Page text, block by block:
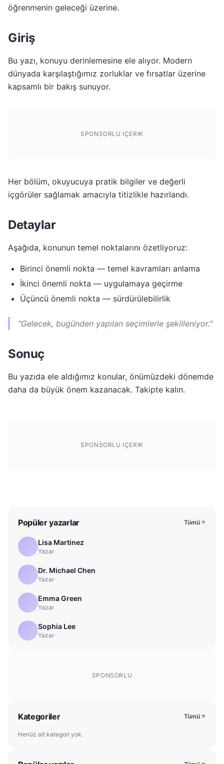
öğrenmenin geleceği üzerine.
Giriş
Bu yazı, konuyu derinlemesine ele alıyor. Modern
dünyada karşılaştığımız zorluklar ve fırsatlar üzerine
kapsamlı bir bakış sunuyor.
SPONSORLU IÇERIK
Her bölüm, okuyucuya pratik bilgiler ve değerli
içgörüler sağlamak amacıyla titizlikle hazırlandı.
Detaylar
Aşağıda, konunun temel noktalarını özetliyoruz:
Birinci önemli nokta — temel kavramları anlama
İkinci önemli nokta — uygulamaya geçirme
Üçüncü önemli nokta — sürdürülebilirlik
"Gelecek, bugünden yapılan seçimlerle şekilleniyor."
Sonuç
Bu yazıda ele aldığımız konular, önümüzdeki dönemde
daha da büyük önem kazanacak. Takipte kalın.
SPONSORLU IÇERIK
Popüler yazarlar Tümü
Lisa Martinez
Yazar
Dr. Michael Chen
Yazar
Emma Green
Yazar
Sophia Lee
Yazar
SPONSORLU
Kategoriler Tümü
Henüz alt kategori yok.